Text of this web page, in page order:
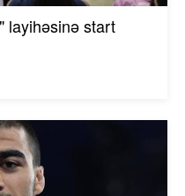
layihəsinə start